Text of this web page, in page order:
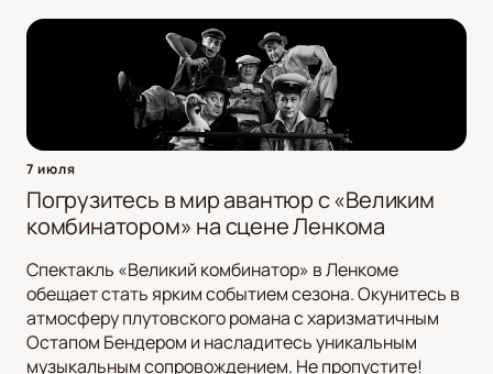
7 июля
Погрузитесь в мир авантюр с «Великим
комбинатором» на сцене Ленкома
Спектакль «Великий комбинатор» в Ленкоме
обещает стать ярким событием сезона. Окунитесь в
атмосферу плутовского романа с харизматичным
Остапом Бендером и насладитесь уникальным
музыкальным сопровождением. Не пропустите!